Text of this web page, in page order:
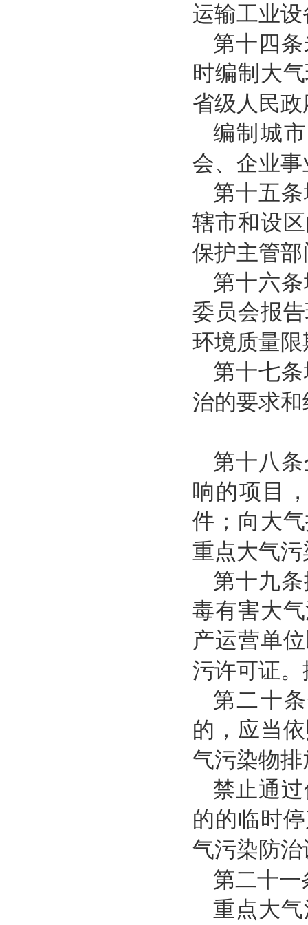
运输工业
第十四
时编制大
省级人民
编制城
会、企业
第十五
辖市和设
保护主管
第十六
委员会报
环境质量
第十七
治的要求
第十八
响的项目
件；向大
重点大气
第十九
毒有害大
产运营单
污许可证
第二十
的，应当
气污染物
禁止通
的的临时
气污染防
第二十
重点大